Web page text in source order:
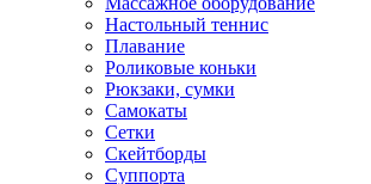
Настольный теннис
Плавание
Роликовые коньки
Рюкзаки, сумки
Самокаты
Сетки
Скейтборды
Суппорта